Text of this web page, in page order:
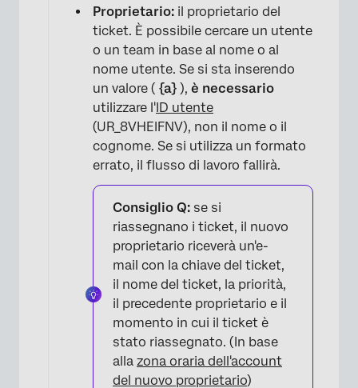
×
Proprietario: il proprietario del
ticket. È possibile cercare un utente
o un team in base al nome o al
nome utente. Se si sta inserendo
un valore ( {a} ), è necessario
utilizzare l'ID utente
(UR_8VHEIFNV), non il nome o il
cognome. Se si utilizza un formato
errato, il flusso di lavoro fallirà.
Consiglio Q: se si
riassegnano i ticket, il nuovo
proprietario riceverà un'e-
mail con la chiave del ticket,
il nome del ticket, la priorità,
il precedente proprietario e il
momento in cui il ticket è
stato riassegnato. (In base
alla zona oraria dell'account
del nuovo proprietario)